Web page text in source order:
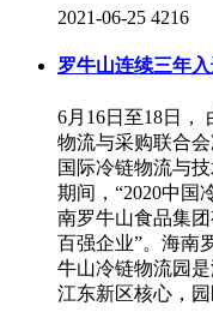
2021-06-25 4216
罗牛山连续三年
6月16日至18日，
物流与采购联合
国际冷链物流与
期间，“2020中国
南罗牛山食品集
百强企业”。海南
牛山冷链物流园
江东新区核心，